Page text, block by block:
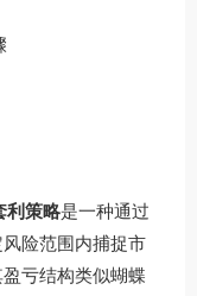
利策略是一种通过
险范围内捕捉市
亏结构类似蝴蝶